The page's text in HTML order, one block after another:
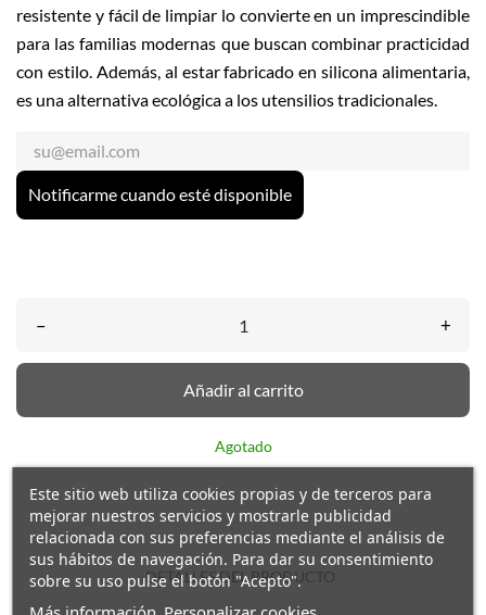
resistente y fácil de limpiar lo convierte en un imprescindible
para las familias modernas que buscan combinar practicidad
con estilo. Además, al estar fabricado en silicona alimentaria,
es una alternativa ecológica a los utensilios tradicionales.
Notificarme cuando esté disponible
– +
Añadir al carrito
Agotado
DETALLES DEL PRODUCTO
Este sitio web utiliza cookies propias y de terceros para
mejorar nuestros servicios y mostrarle publicidad
relacionada con sus preferencias mediante el análisis de
sus hábitos de navegación. Para dar su consentimiento
sobre su uso pulse el botón "Acepto".